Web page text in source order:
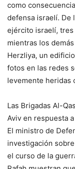
como
defensa israelí. De
ejército israelí,
mientras los
Herzliya, un
fotos en las redes
levemente heridas
Las Brigadas Al-
Aviv en respuesta
El ministro de
investigación
el curso de la